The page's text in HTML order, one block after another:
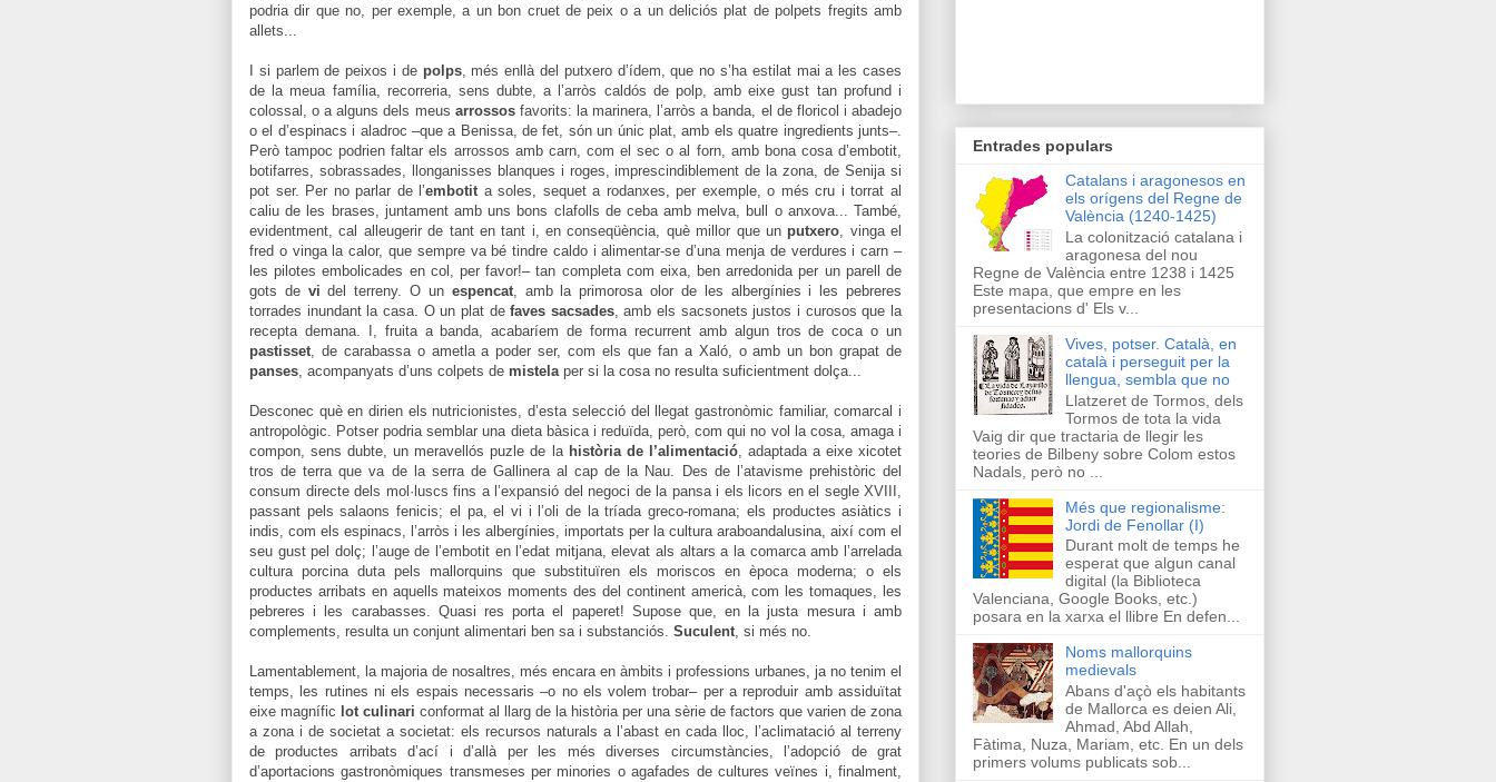
podria dir que no, per exemple, a un bon cruet de peix o a un deliciós plat de polpets fregits amb
allets...
I si parlem de peixos i de polps, més enllà del putxero d’ídem, que no s’ha estilat mai a les cases
de la meua família, recorreria, sens dubte, a l’arròs caldós de polp, amb eixe gust tan profund i
colossal, o a alguns dels meus arrossosfavorits: la marinera, l’arròs a banda, el de floricol i abadejo
o el d’espinacs i aladroc –que a Benissa, de fet, són un únic plat, amb els quatre ingredients junts–.
Però tampoc podrien faltar els arrossos amb carn, com el sec o al forn, amb bona cosa d’embotit,
botifarres, sobrassades, llonganisses blanques i roges, imprescindiblement de la zona, de Senija si
pot ser. Per no parlar de l’embotita soles, sequet a rodanxes, per exemple, o més cru i torrat al
caliu de les brases, juntament amb uns bons clafolls de ceba amb melva, bull o anxova... També,
evidentment, cal alleugerir de tant en tant i, en conseqüència, què millor que un putxero, vinga el
fred o vinga la calor, que sempre va bé tindre caldo i alimentar-se d’una menja de verdures i carn –
les pilotes embolicades en col, per favor!– tan completa com eixa, ben arredonida per un parell de
gots de vi del terreny. O un espencat, amb la primorosa olor de les albergínies i les pebreres
torrades inundant la casa. O un plat defaves sacsades, amb els sacsonets justos i curosos que la
recepta demana. I, fruita a banda, acabaríem de forma recurrent amb algun tros de coca o un
pastisset, de carabassa o ametla a poder ser, com els que fan a Xaló, o amb un bon grapat de
panses, acompanyats d’uns colpets de mistelaper si la cosa no resulta suficientment dolça...
Desconec què en dirien els nutricionistes, d’esta selecció del llegat gastronòmic familiar, comarcal i
antropològic. Potser podria semblar una dieta bàsica i reduïda, però, com qui no vol la cosa, amaga i
compon, sens dubte, un meravellós puzle de la història de l’alimentació, adaptada a eixe xicotet
tros de terra que va de la serra de Gallinera al cap de la Nau. Des de l’atavisme prehistòric del
consum directe dels mol·luscs fins a l’expansió del negoci de la pansa i els licors en el segle XVIII,
passant pels salaons fenicis; el pa, el vi i l’oli de la tríada greco-romana; els productes asiàtics i
indis, com els espinacs, l’arròs i les albergínies, importats per la cultura araboandalusina, així com el
seu gust pel dolç; l’auge de l’embotit en l’edat mitjana, elevat als altars a la comarca amb l’arrelada
cultura porcina duta pels mallorquins que substituïren els moriscos en època moderna; o els
productes arribats en aquells mateixos moments des del continent americà, com les tomaques, les
pebreres i les carabasses. Quasi res porta el paperet! Supose que, en la justa mesura i amb
complements, resulta un conjunt alimentari ben sa i substanciós. Suculent, si més no.
Lamentablement, la majoria de nosaltres, més encara en àmbits i professions urbanes, ja no tenim el
temps, les rutines ni els espais necessaris –o no els volem trobar– per a reproduir amb assiduïtat
eixe magnífic lot culinari conformat al llarg de la història per una sèrie de factors que varien de zona
a zona i de societat a societat: els recursos naturals a l’abast en cada lloc, l’aclimatació al terreny
de productes arribats d’ací i d’allà per les més diverses circumstàncies, l’adopció de grat
d’aportacions gastronòmiques transmeses per minories o agafades de cultures veïnes i, finalment,
Entrades populars
Catalans i aragonesos en
els orígens del Regne de
València (1240-1425)
La colonització catalana i
aragonesa del nou
Regne de València entre 1238 i 1425
Este mapa, que empre en les
presentacions d' Els v...
Vives, potser. Català, en
català i perseguit per la
llengua, sembla que no
Llatzeret de Tormos, dels
Tormos de tota la vida
Vaig dir que tractaria de llegir les
teories de Bilbeny sobre Colom estos
Nadals, però no ...
Més que regionalisme:
Jordi de Fenollar (I)
Durant molt de temps he
esperat que algun canal
digital (la Biblioteca
Valenciana, Google Books, etc.)
posara en la xarxa el llibre En defen...
Noms mallorquins
medievals
Abans d'açò els habitants
de Mallorca es deien Ali,
Ahmad, Abd Allah,
Fàtima, Nuza, Mariam, etc. En un dels
primers volums publicats sob...